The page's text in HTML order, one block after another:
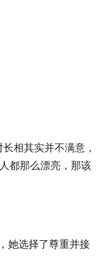
相其实并不满意，
都那么漂亮，那该
她选择了尊重并接